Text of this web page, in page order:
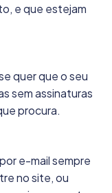
e que estejam
quer que o seu
sem assinaturas
procura.
e-mail sempre
no site, ou